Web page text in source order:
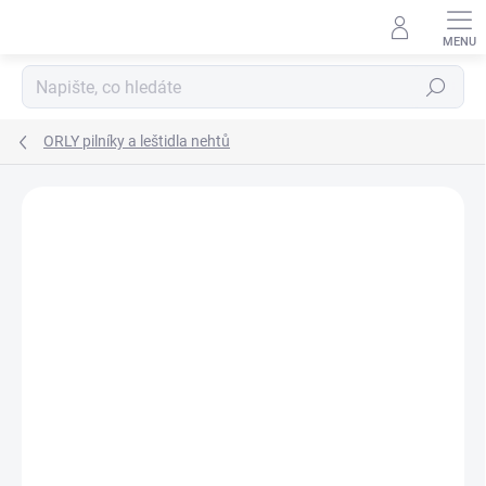
Hledat
ORLY pilníky a leštidla nehtů